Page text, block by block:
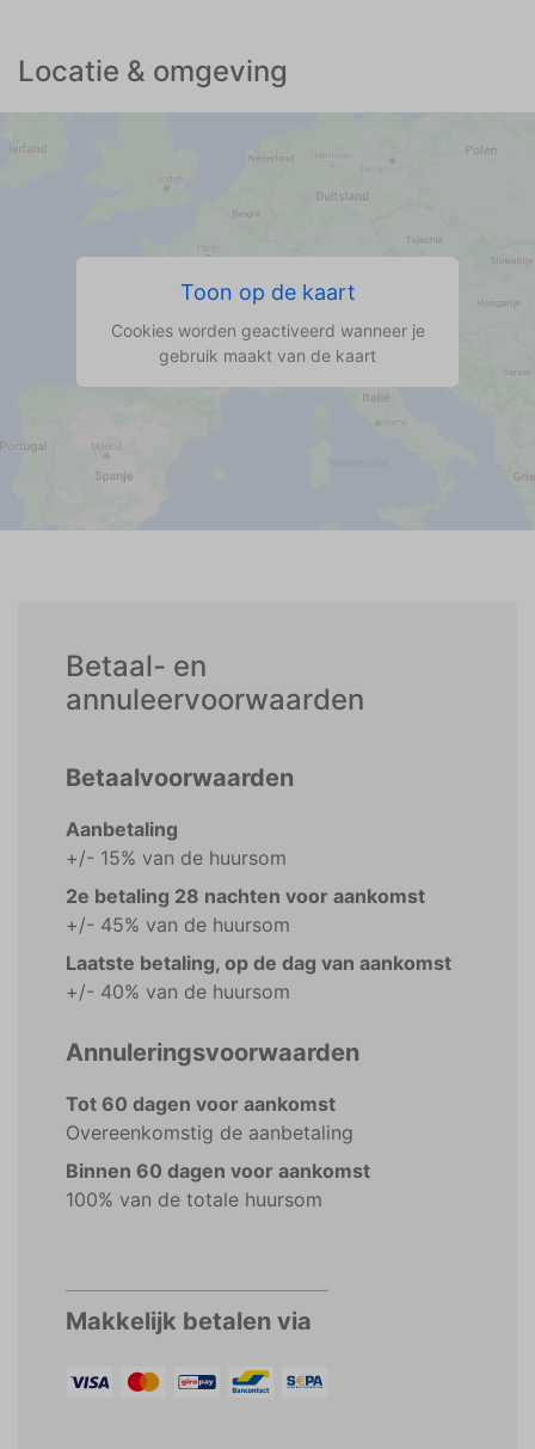
Locatie & omgeving
Toon op de kaart
Cookies worden geactiveerd wanneer je
gebruik maakt van de kaart
Betaal- en
annuleervoorwaarden
Betaalvoorwaarden
Aanbetaling
+/- 15% van de huursom
2e betaling 28 nachten voor aankomst
+/- 45% van de huursom
Laatste betaling, op de dag van aankomst
+/- 40% van de huursom
Annuleringsvoorwaarden
Tot 60 dagen voor aankomst
Overeenkomstig de aanbetaling
Binnen 60 dagen voor aankomst
100% van de totale huursom
Makkelijk betalen via